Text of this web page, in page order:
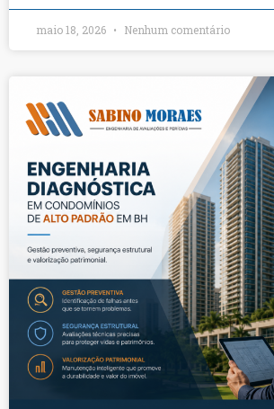
maio 18, 2026 Nenhum comentário